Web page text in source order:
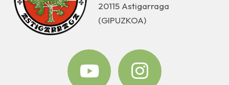
20115 Astigarraga
(GIPUZKOA)